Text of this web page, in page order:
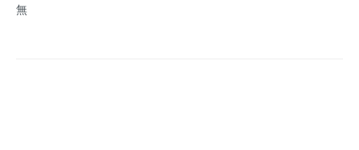
無